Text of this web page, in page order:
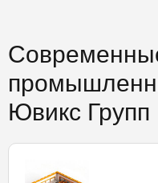
Ювикс Групп